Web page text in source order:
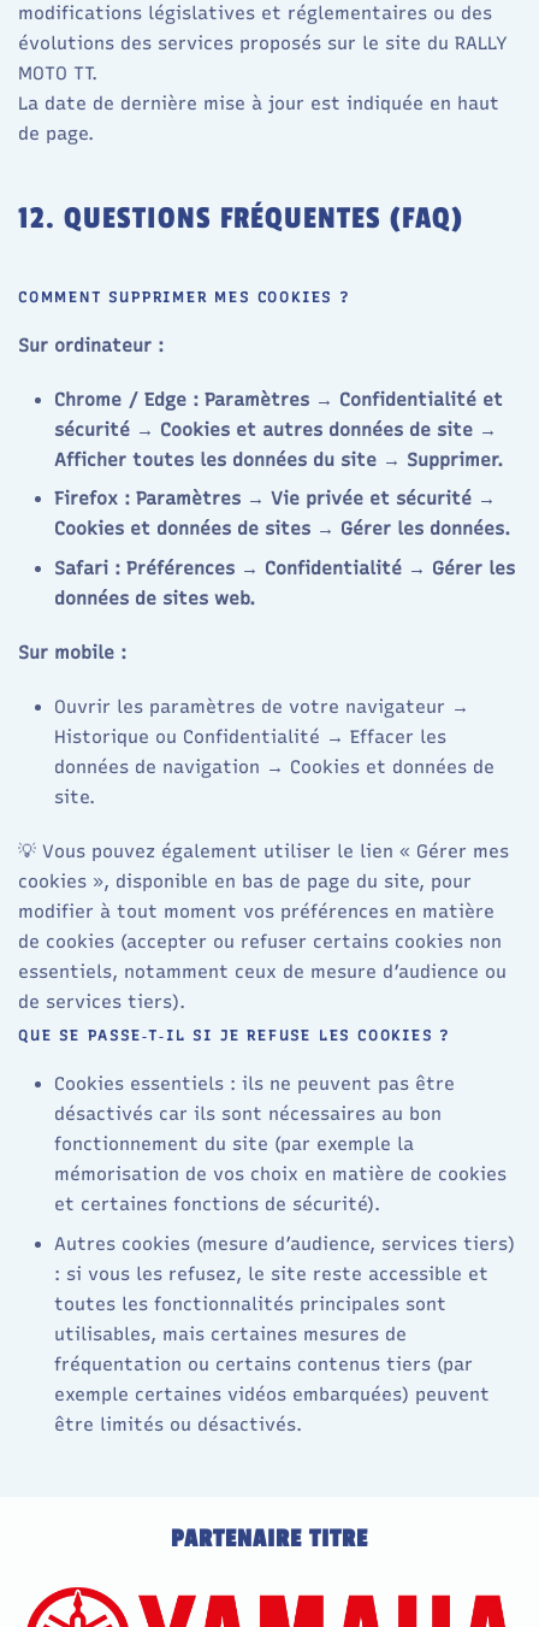
modifications législatives et réglementaires ou des
évolutions des services proposés sur le site du RALLY
MOTO TT.
La date de dernière mise à jour est indiquée en haut
de page.
12. QUESTIONS FRÉQUENTES (FAQ)
COMMENT SUPPRIMER MES COOKIES ?
Sur ordinateur :
Chrome / Edge : Paramètres → Confidentialité et
sécurité → Cookies et autres données de site →
Afficher toutes les données du site → Supprimer.
Firefox : Paramètres → Vie privée et sécurité →
Cookies et données de sites → Gérer les données.
Safari : Préférences → Confidentialité → Gérer les
données de sites web.
Sur mobile :
Ouvrir les paramètres de votre navigateur →
Historique ou Confidentialité → Effacer les
données de navigation → Cookies et données de
site.
💡 Vous pouvez également utiliser le lien « Gérer mes
cookies », disponible en bas de page du site, pour
modifier à tout moment vos préférences en matière
de cookies (accepter ou refuser certains cookies non
essentiels, notamment ceux de mesure d’audience ou
de services tiers).
QUE SE PASSE‑T‑IL SI JE REFUSE LES COOKIES ?
Cookies essentiels : ils ne peuvent pas être
désactivés car ils sont nécessaires au bon
fonctionnement du site (par exemple la
mémorisation de vos choix en matière de cookies
et certaines fonctions de sécurité).
Autres cookies (mesure d’audience, services tiers)
: si vous les refusez, le site reste accessible et
toutes les fonctionnalités principales sont
utilisables, mais certaines mesures de
fréquentation ou certains contenus tiers (par
exemple certaines vidéos embarquées) peuvent
être limités ou désactivés.
PARTENAIRE TITRE